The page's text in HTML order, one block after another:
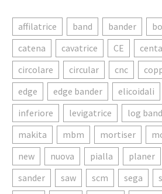
affilatrice band bander
catena
cavatrice CE
circolare
circular cnc
edge
edge bander elicoidali
inferiore
levigatrice log
makita
mbm mortiser
new
nuova pialla planer
sander
saw scm sega